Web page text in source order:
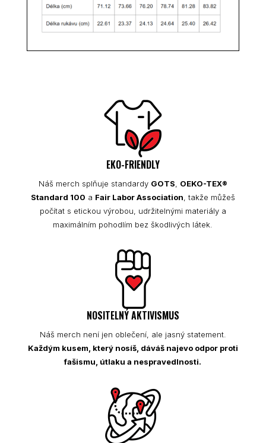
EKO-FRIENDLY
Náš merch splňuje standardy GOTS
OEKO-TEX®
Standard 100 a Fair Labor Association , takže můžeš
počítat s etickou výrobou, udržitelnými materiály a
maximálním pohodlím bez škodlivých látek.
NOSITELNÝ AKTIVISMUS
Náš merch není jen oblečení, ale jasný statement.
Každým kusem, který nosíš, dáváš najevo odpor proti
fašismu, útlaku a nespravedlnosti.